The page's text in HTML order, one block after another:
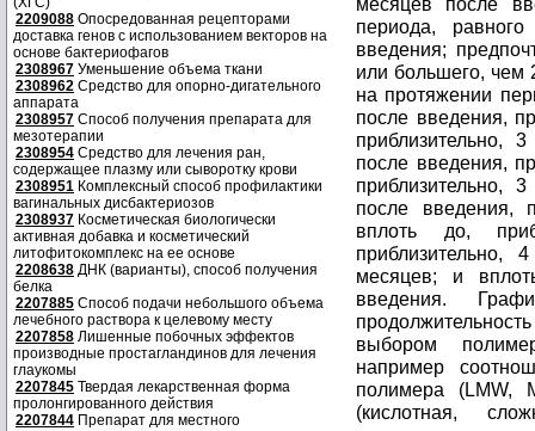
2209088 Опосредованная рецепторами
доставка генов с использованием векторов на
основе бактериофагов
2308967 Уменьшение объема ткани
2308962 Средство для опорно-дигательного
аппарата
2308957 Способ получения препарата для
мезотерапии
2308954 Средство для лечения ран,
содержащее плазму или сыворотку крови
2308951 Комплексный способ профилактики
вагинальных дисбактериозов
2308937 Косметическая биологически
активная добавка и косметический
литофитокомплекс на ее основе
2208638 ДНК (варианты), способ получения
белка
2207885 Способ подачи небольшого объема
лечебного раствора к целевому месту
2207858 Лишенные побочных эффектов
производные простагландинов для лечения
глаукомы
2207845 Твердая лекарственная форма
пролонгированного действия
2207844 Препарат для местного
периода,
введения;
или большего, чем
на протяжении
после введения,
приблизительно,
после введения,
приблизительно,
после введения,
вплоть до,
приблизительно,
месяцев; и
введения.
выбором
например
полимера (LMW,
(кислотная,